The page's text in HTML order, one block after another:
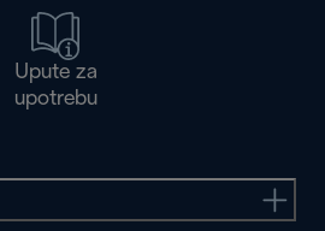
Upute za
upotrebu